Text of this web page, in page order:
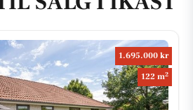
1.695.000 kr
122 m2